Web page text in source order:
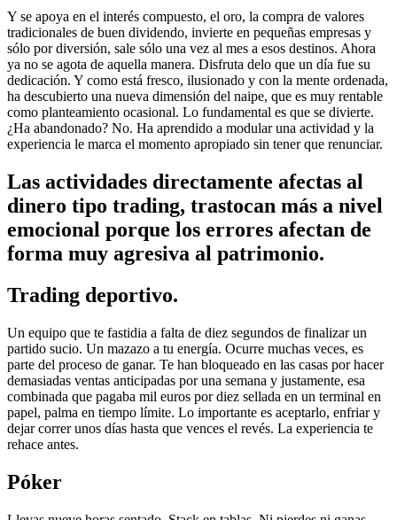
Y se apoya en el interés compuesto, el oro, la compra de valores
tradicionales de buen dividendo, invierte en pequeñas empresas y
sólo por diversión, sale sólo una vez al mes a esos destinos. Ahora
ya no se agota de aquella manera. Disfruta delo que un día fue su
dedicación. Y como está fresco, ilusionado y con la mente ordenada,
ha descubierto una nueva dimensión del naipe, que es muy rentable
como planteamiento ocasional. Lo fundamental es que se divierte.
¿Ha abandonado? No. Ha aprendido a modular una actividad y la
experiencia le marca el momento apropiado sin tener que renunciar.
Las actividades directamente afectas al
dinero tipo trading, trastocan más a nivel
emocional porque los errores afectan de
forma muy agresiva al patrimonio.
Trading deportivo.
Un equipo que te fastidia a falta de diez segundos de finalizar un
partido sucio. Un mazazo a tu energía. Ocurre muchas veces, es
parte del proceso de ganar. Te han bloqueado en las casas por hacer
demasiadas ventas anticipadas por una semana y justamente, esa
combinada que pagaba mil euros por diez sellada en un terminal en
papel, palma en tiempo límite. Lo importante es aceptarlo, enfriar y
dejar correr unos días hasta que vences el revés. La experiencia te
rehace antes.
Póker